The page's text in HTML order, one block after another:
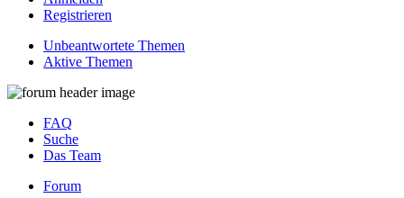
Registrieren
Unbeantwortete Themen
Aktive Themen
FAQ
Suche
Das Team
Forum